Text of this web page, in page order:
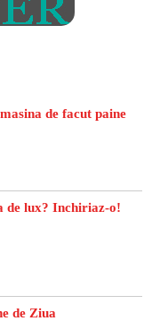
de facut paine
de lux? Inchiriaz-o!
de Ziua